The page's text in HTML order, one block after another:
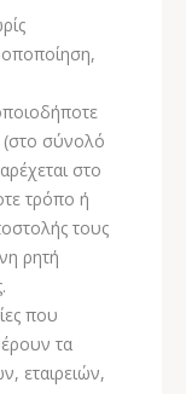
σύνολό
στο
τρόπο ή
τους
ρητή
που
τα
εταιρειών,